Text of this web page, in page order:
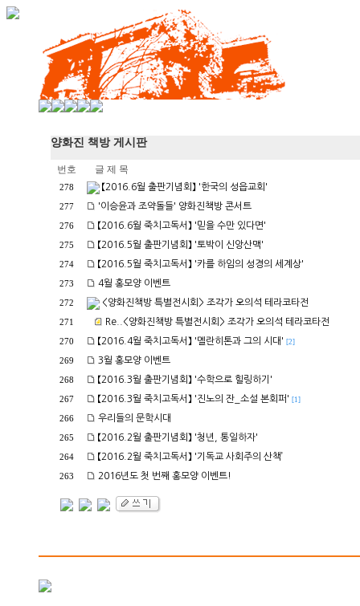
양화진 책방 게시판
번호 글 제 목
278 【2016.6월 출판기념회】 '한국의 성읍교회'
277 '이승윤과 조약돌들' 양화진책방 콘서트
276 【2016.6월 죽치고독서】 '믿을 수만 있다면'
275 【2016.5월 출판기념회】 '토박이 신앙산맥'
274 【2016.5월 죽치고독서】 '카를 하임의 성경의 세계상'
273 4월 홍모양 이벤트
272 <양화진책방 특별전시회> 조각가 오의석 테라코타전
271 Re..<양화진책방 특별전시회> 조각가 오의석 테라코타전
270 【2016.4월 죽치고독서】 '멜란히톤과 그의 시대' [2]
269 3월 홍모양 이벤트
268 【2016.3월 출판기념회】 '수학으로 힐링하기'
267 【2016.3월 죽치고독서】 '진노의 잔_소설 본회퍼' [1]
266 우리들의 문학시대
265 【2016.2월 출판기념회】 '청년, 통일하자'
264 【2016.2월 죽치고독서】 '기독교 사회주의 산책’
263 2016년도 첫 번째 홍모양 이벤트!